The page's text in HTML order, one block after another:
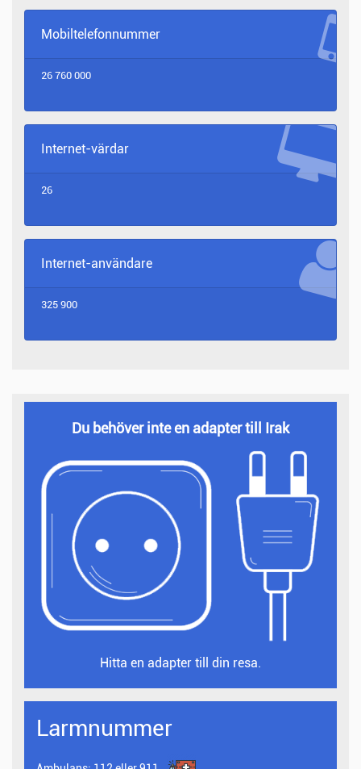
Mobiltelefonnummer
26 760 000
Internet-värdar
26
Internet-användare
325 900
Du behöver inte en adapter till Irak
Hitta en adapter till din resa.
Larmnummer